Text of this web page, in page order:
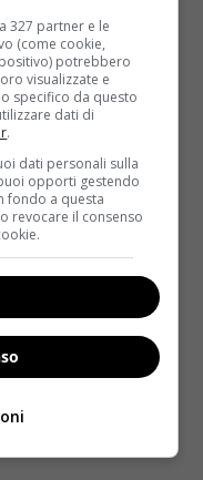
327 partner e le
(come cookie,
potrebbero
visualizzate e
specifico da questo
dati di
.
dati personali sulla
opporti gestendo
fondo a questa
revocare il consenso